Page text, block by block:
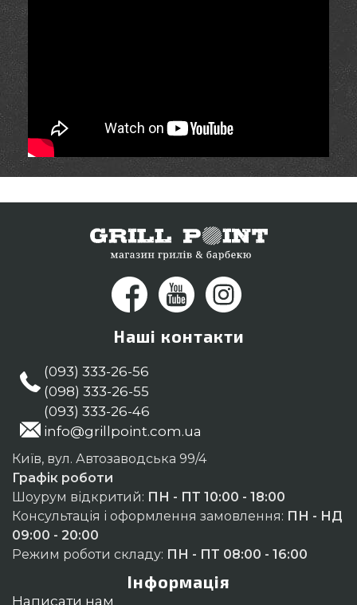
Наші контакти
(093) 333-26-56
(098) 333-26-55
(093) 333-26-46
info@grillpoint.com.ua
Київ, вул. Автозаводська 99/4
Графік роботи
Шоурум відкритий: ПН - ПТ 10:00 - 18:00
Консультація і оформлення замовлення: ПН - НД
09:00 - 20:00
Режим роботи складу: ПН - ПТ 08:00 - 16:00
Інформація
Написати нам